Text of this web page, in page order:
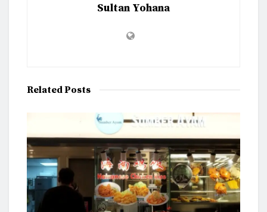
Sultan Yohana
RelatedPosts